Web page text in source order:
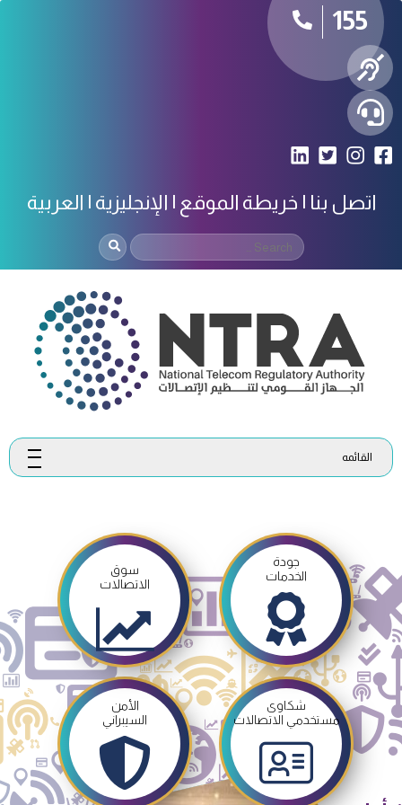
155
اتصل بنا خريطة الموقع الإنجليزية العربية
القائمه
شكاوى
مستخدمي الاتصالات
الأمن
السيبراني
جودة
الخدمات
سوق
الاتصالات